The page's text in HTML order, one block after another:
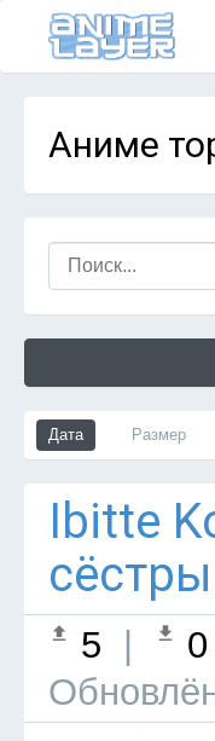
Аниме
Дата Размер
Ibitte
5 0